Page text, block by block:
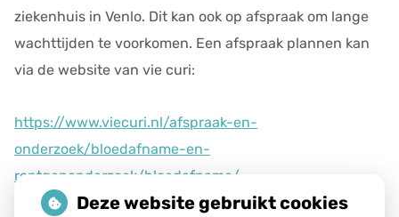
ziekenhuis in Venlo. Dit kan ook op afspraak om lange
wachttijden te voorkomen. Een afspraak plannen kan
via de website van vie curi:
https://www.viecuri.nl/afspraak-en-
onderzoek/bloedafname-en-
rontgenonderzoek/bloedafname/
Deze website gebruikt cookies